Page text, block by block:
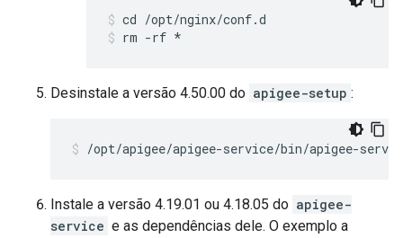
rm -rf *
Desinstale a versão 4.50.00 do apigee-setup :
/opt/apigee/apigee-service/bin/apigee-
Instale a versão 4.19.01 ou 4.18.05 do apigee-
service e as dependências dele. O exemplo a